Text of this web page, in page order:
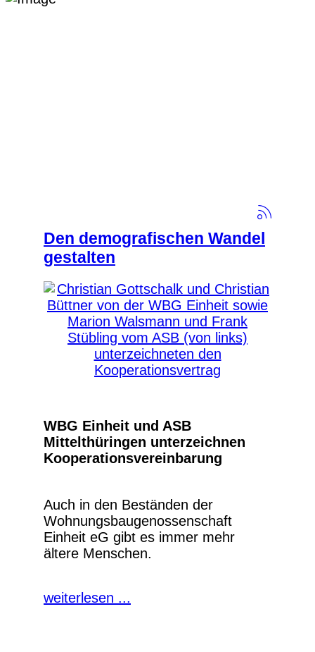
Den demografischen Wandel
gestalten
WBG Einheit und ASB
Mittelthüringen unterzeichnen
Kooperationsvereinbarung
Auch in den Beständen der
Wohnungsbaugenossenschaft
Einheit eG gibt es immer mehr
ältere Menschen.
weiterlesen ...